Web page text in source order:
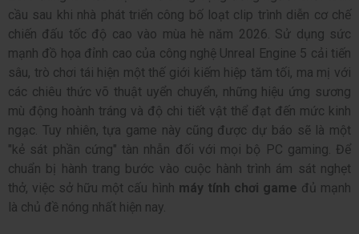
cầu sau khi nhà phát triển công bố loạt clip trình diễn cơ chế
chiến đấu tốc độ cao vào mùa hè năm 2026. Sử dụng sức
mạnh đồ họa đỉnh cao của công nghệ Unreal Engine 5 cải tiến
sâu, trò chơi tái hiện một thế giới kiếm hiệp tăm tối, ma mị với
các chiêu thức võ thuật uyển chuyển, những hiệu ứng sương
mù động hoành tráng và độ chi tiết vật thể đạt đến mức kinh
ngạc. Tuy nhiên, tựa game này cũng được dự báo sẽ là một
"kẻ sát phần cứng" tàn nhẫn đối với mọi bộ PC gaming. Để
chuẩn bị hành trang bước vào cuộc hành trình ám sát nghẹt
thở, việc sở hữu một cấu hình máy tính chơi game đủ mạnh
là chủ đề nóng nhất hiện nay.